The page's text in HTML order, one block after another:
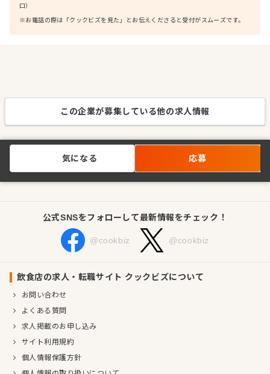
口）
※お電話の際は「クックビズを見た」とお伝えくださると受付がスムーズです。
この企業が募集している他の求人情報
気になる 応募
公式SNSをフォローして最新情報をチェック！
@cookbiz @cookbiz
飲食店の求人・転職サイト クックビズについて
お問い合わせ
よくある質問
求人掲載のお申し込み
サイト利用規約
個人情報保護方針